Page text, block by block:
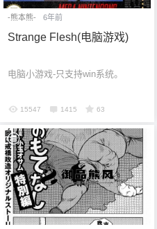
-熊本熊- 6年前
Strange Flesh(电脑游戏)
电脑小游戏-只支持win系统。
15547 1415 63